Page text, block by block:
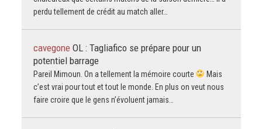
perdu tellement de crédit au match aller…
cavegone OL : Tagliafico se prépare pour un
potentiel barrage
Pareil Mimoun. On a tellement la mémoire courte
Mais
c’est vrai pour tout et tout le monde. En plus on veut nous
faire croire que le gens n’évoluent jamais…